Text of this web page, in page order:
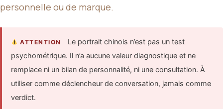
personnelle ou de marque.
ATTENTION
Le portrait chinois n’est pas un test
psychométrique. Il n’a aucune valeur diagnostique et ne
remplace ni un bilan de personnalité, ni une consultation. À
utiliser comme déclencheur de conversation, jamais comme
verdict.